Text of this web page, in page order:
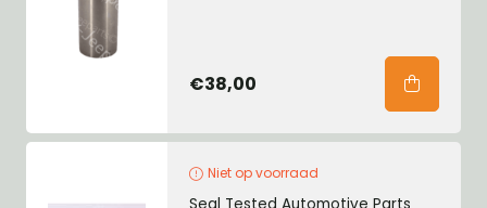
€38,00
Niet op voorraad